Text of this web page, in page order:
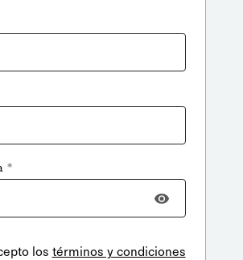
*
los términos y condiciones